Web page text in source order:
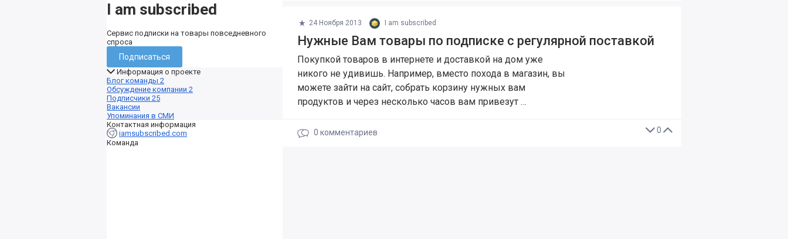
I am subscribed
Сервис подписки на товары повседневного
спроса
Подписаться
Информация о проекте
Блог команды 2
Обсуждение компании 2
Подписчики 25
Вакансии
Упоминания в СМИ
Контактная информация
iamsubscribed.com
Команда
24 Ноября 2013 I am subscribed
Нужные Вам товары по подписке с регулярной поставкой
Покупкой товаров в интернете и доставкой на дом уже
никого не удивишь. Например, вместо похода в магазин, вы
можете зайти на сайт, собрать корзину нужных вам
продуктов и через несколько часов вам привезут …
0
0 комментариев